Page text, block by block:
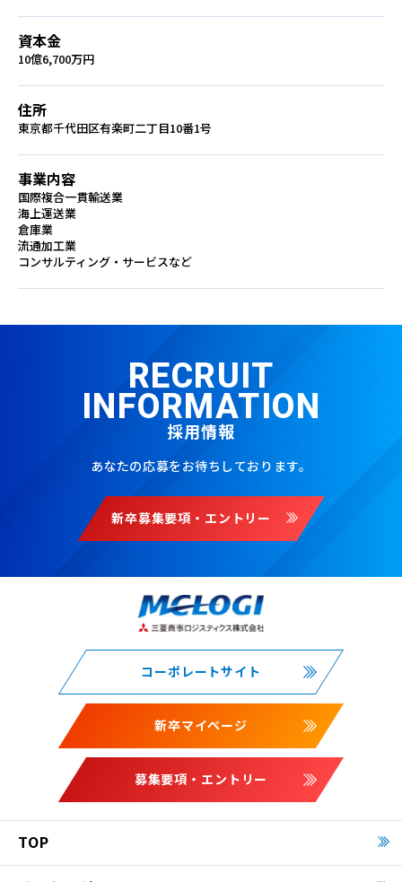
資本金
10億6,700万円
住所
東京都千代田区有楽町二丁目10番1号
事業内容
国際複合一貫輸送業
海上運送業
倉庫業
流通加工業
コンサルティング・サービスなど
RECRUIT
INFORMATION
採用情報
あなたの応募をお待ちしております。
新卒募集要項・エントリー
コーポレートサイト
新卒マイページ
募集要項・エントリー
TOP